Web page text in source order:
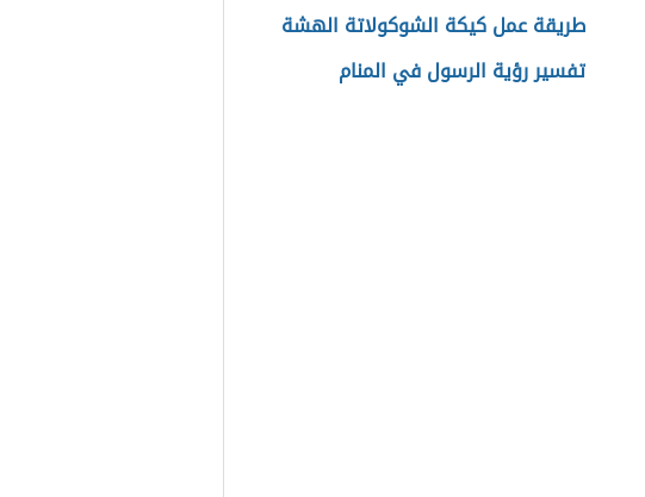
طريقة عمل كيكة الشوكولاتة الهشة
تفسير رؤية الرسول في المنام